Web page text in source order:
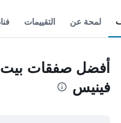
لمحة عن التقييمات
أفضل صفقات بيت
فينيس